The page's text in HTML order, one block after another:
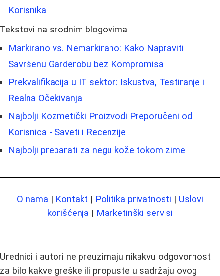
Korisnika
Tekstovi na srodnim blogovima
Markirano vs. Nemarkirano: Kako Napraviti
Savršenu Garderobu bez Kompromisa
Prekvalifikacija u IT sektor: Iskustva, Testiranje i
Realna Očekivanja
Najbolji Kozmetički Proizvodi Preporučeni od
Korisnica - Saveti i Recenzije
Najbolji preparati za negu kože tokom zime
O nama | Kontakt | Politika privatnosti | Uslovi
korišćenja | Marketinški servisi
Urednici i autori ne preuzimaju nikakvu odgovornost
za bilo kakve greške ili propuste u sadržaju ovog